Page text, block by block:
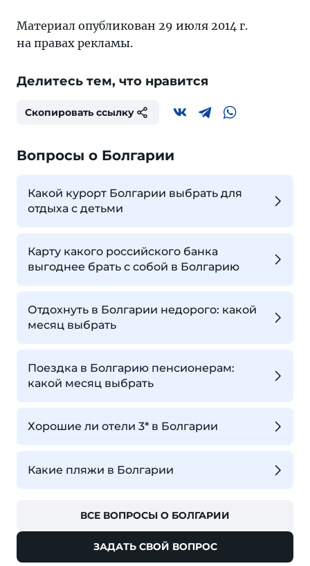
Материал опубликован 29 июля 2014 г.
на правах рекламы.
Делитесь тем, что нравится
Скопировать ссылку
Вопросы о Болгарии
Какой курорт Болгарии выбрать для
отдыха с детьми
Карту какого российского банка
выгоднее брать с собой в Болгарию
Отдохнуть в Болгарии недорого: какой
месяц выбрать
Поездка в Болгарию пенсионерам:
какой месяц выбрать
Хорошие ли отели 3* в Болгарии
Какие пляжи в Болгарии
ВСЕ ВОПРОСЫ О БОЛГАРИИ
ЗАДАТЬ СВОЙ ВОПРОС